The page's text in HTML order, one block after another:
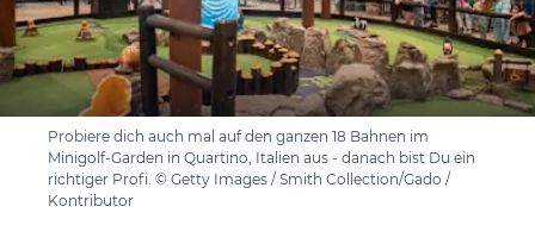
Probiere dich auch mal auf den ganzen 18 Bahnen im
Minigolf-Garden in Quartino, Italien aus - danach bist Du ein
richtiger Profi. © Getty Images / Smith Collection/Gado /
Kontributor